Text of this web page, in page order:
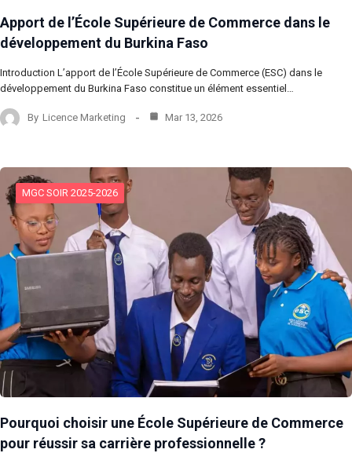
Apport de l’École Supérieure de Commerce dans le
développement du Burkina Faso
Introduction L’apport de l’École Supérieure de Commerce (ESC) dans le
développement du Burkina Faso constitue un élément essentiel…
By Licence Marketing Mar 13, 2026
MGC SOIR 2025-2026
Pourquoi choisir une École Supérieure de Commerce
pour réussir sa carrière professionnelle ?